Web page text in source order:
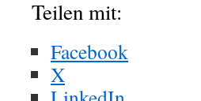
Teilen mit:
Facebook
X